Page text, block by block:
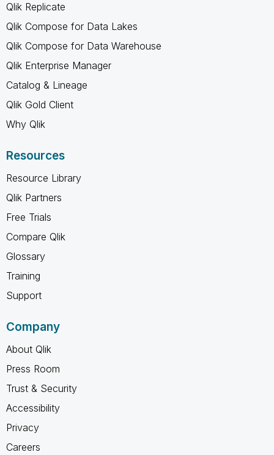
Qlik Replicate
Qlik Compose for Data Lakes
Qlik Compose for Data Warehouse
Qlik Enterprise Manager
Catalog & Lineage
Qlik Gold Client
Why Qlik
Resources
Resource Library
Qlik Partners
Free Trials
Compare Qlik
Glossary
Training
Support
Company
About Qlik
Press Room
Trust & Security
Accessibility
Privacy
Careers